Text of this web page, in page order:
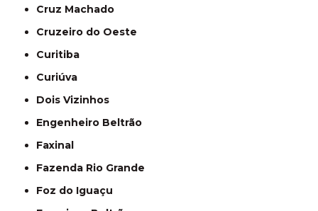
Cruz Machado
Cruzeiro do Oeste
Curitiba
Curiúva
Dois Vizinhos
Engenheiro Beltrão
Faxinal
Fazenda Rio Grande
Foz do Iguaçu